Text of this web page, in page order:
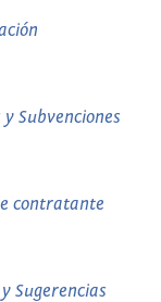
y Subvenciones
contratante
Sugerencias